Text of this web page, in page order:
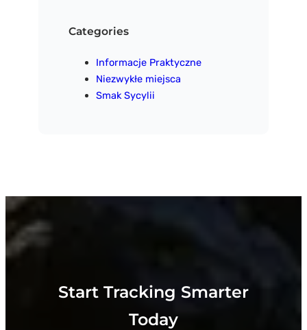
Categories
Informacje Praktyczne
Niezwykłe miejsca
Smak Sycylii
Start Tracking Smarter
Today